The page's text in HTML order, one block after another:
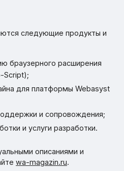
следующие продукты и
браузерного расширения
Script);
для платформы Webasyst
и сопровождения;
и услуги разработки.
описаниями и
wa-magazin.ru.